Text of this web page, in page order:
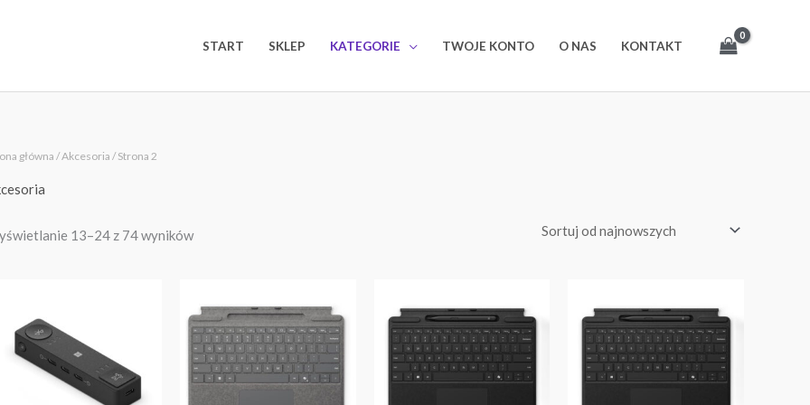
START SKLEP KATEGORIE TWOJE KONTO O NAS KONTAKT
główna/Akcesoria / Strona 2
13–24 z 74 wyników